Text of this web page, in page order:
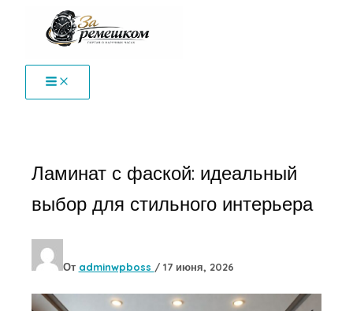
содержимому
Ламинат с фаской: идеальный
выбор для стильного интерьера
От adminwpboss / 17 июня, 2026